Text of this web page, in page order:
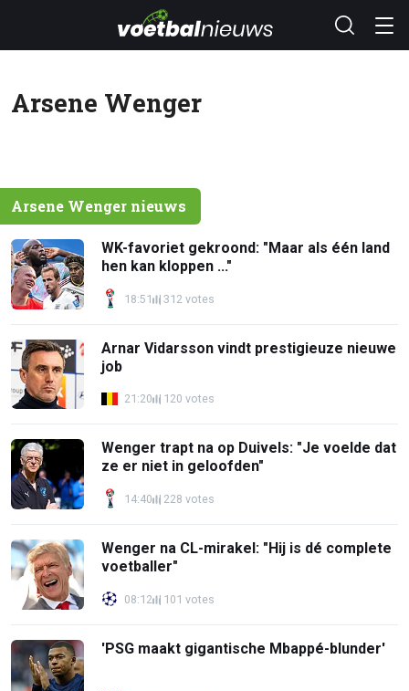
Arsene Wenger
Arsene Wenger nieuws
WK-favoriet gekroond: "Maar als één land
hen kan kloppen ..."
18:51 312 votes
Arnar Vidarsson vindt prestigieuze nieuwe
job
21:20 120 votes
Wenger trapt na op Duivels: "Je voelde dat
ze er niet in geloofden"
14:40 228 votes
Wenger na CL-mirakel: "Hij is dé complete
voetballer"
08:12 101 votes
'PSG maakt gigantische Mbappé-blunder'